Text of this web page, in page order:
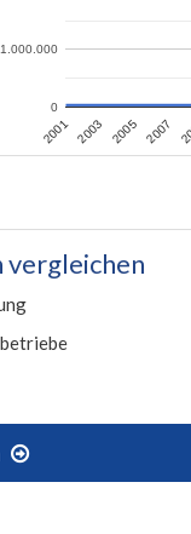
2001 2003 2005 2007
0
1.000.000
vergleichen